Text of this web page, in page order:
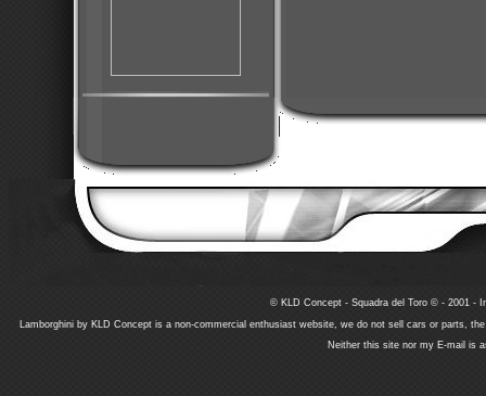
© KLD Concept - Squadra del Toro © - 2001 -
Lamborghini by KLD Concept is a non-commercial enthusiast website, we do not sell cars or parts,
Neither this site nor my E-mail is